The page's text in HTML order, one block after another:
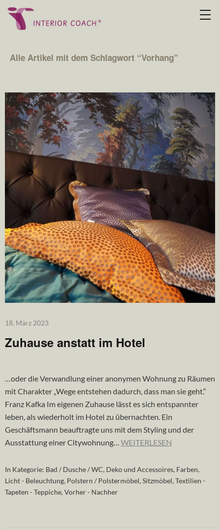
Alle Artikel mit dem Schlagwort “Vorhang”
18. März 2023
Zuhause anstatt im Hotel
…oder die Verwandlung einer anonymen Wohnung zu Räumen
mit Charakter „Wege entstehen dadurch, dass man sie geht.“
Franz Kafka Im eigenen Zuhause lässt es sich entspannter
leben, als wiederholt im Hotel zu übernachten. Ein
Geschäftsmann beauftragte uns mit dem Styling und der
Ausstattung einer Citywohnung… WEITERLESEN
In Kategorie: Bad / Dusche / WC, Deko und Accessoires, Farben,
Licht - Beleuchtung, Polstern / Polstermöbel,Sitzmöbel,Textilien -
Tapeten - Teppiche,Vorher - Nachher